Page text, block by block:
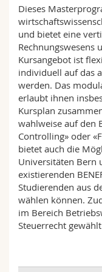
Math.-Nat. und
Interfakultär
Mitarbeitende
Doktorierende
Webmail
MyUnifr
Dieses
und bietet eine
Rechnungswesens
Kursangebot ist
individuell auf das
werden. Das
erlaubt ihnen
Kursplan
wahlweise auf den
Controlling» oder
bietet auch die
Universitäten Bern
existierenden
Studierenden aus
wählen können.
im Bereich
Steuerrecht